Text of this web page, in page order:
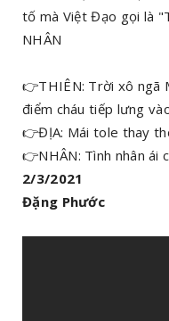
tố mà Việt Đạo gọi là
NHÂN
👉THIÊN: Trời xô ngã
điểm cháu tiếp lưng
👉ĐỊA: Mái tole thay
👉NHÂN: Tình nhân ái
2/3/2021
Đặng Phước